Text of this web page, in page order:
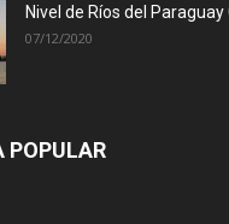
Nivel de Ríos del
07/12/2020
POPULAR